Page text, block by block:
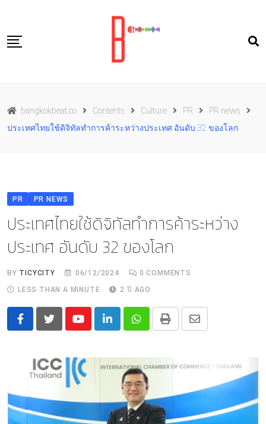
content
Food
TH
bangkokbeat.co Contents Culture PR
PR news
ประเทศไทยใช้ดิจิทัลทำการค้าระหว่างประเทศ อันดับ 32 ของโลก
PR PR NEWS
ประเทศไทยใช้ดิจิทัลทำการค้าระหว่าง
ประเทศ อันดับ 32 ของโลก
BY TICYCITY 06/12/2024 0 COMMENTS
LESS THAN A MINUTE
2 ปี AGO
YoutubeLinkedInWhatsapp
Print
Share